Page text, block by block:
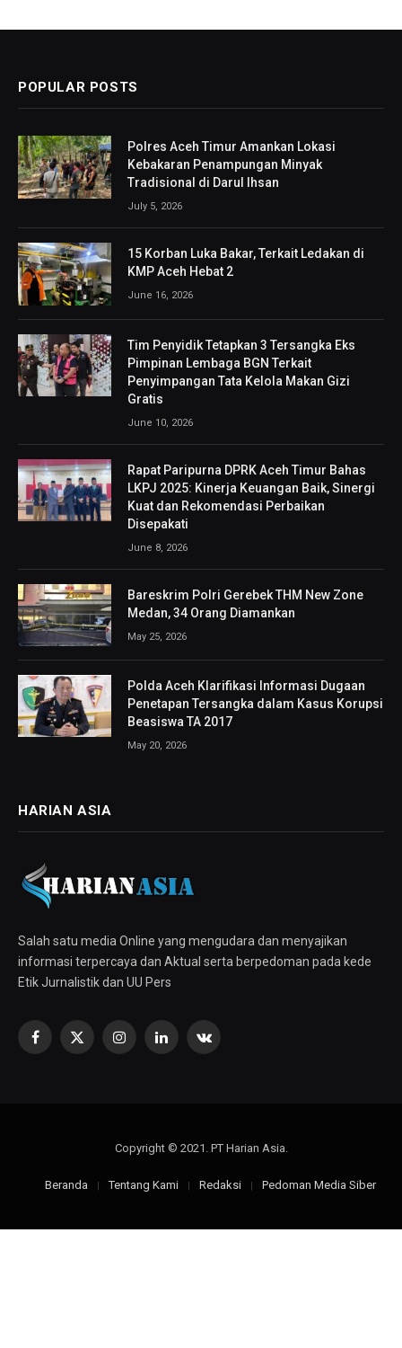
POPULAR POSTS
Polres Aceh Timur Amankan Lokasi
Kebakaran Penampungan Minyak
Tradisional di Darul Ihsan
July 5, 2026
15 Korban Luka Bakar, Terkait Ledakan di
KMP Aceh Hebat 2
June 16, 2026
Tim Penyidik Tetapkan 3 Tersangka Eks
Pimpinan Lembaga BGN Terkait
Penyimpangan Tata Kelola Makan Gizi
Gratis
June 10, 2026
Rapat Paripurna DPRK Aceh Timur Bahas
LKPJ 2025: Kinerja Keuangan Baik, Sinergi
Kuat dan Rekomendasi Perbaikan
Disepakati
June 8, 2026
Bareskrim Polri Gerebek THM New Zone
Medan, 34 Orang Diamankan
May 25, 2026
Polda Aceh Klarifikasi Informasi Dugaan
Penetapan Tersangka dalam Kasus Korupsi
Beasiswa TA 2017
May 20, 2026
HARIAN ASIA
Salah satu media Online yang mengudara dan menyajikan
informasi terpercaya dan Aktual serta berpedoman pada kede
Etik Jurnalistik dan UU Pers
Facebook
X
InstagramLinkedInVKontakte
Copyright © 2021. PT Harian Asia.
Beranda Tentang Kami Redaksi Pedoman Media Siber